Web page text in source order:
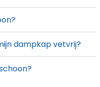
dampkap vetvrij?